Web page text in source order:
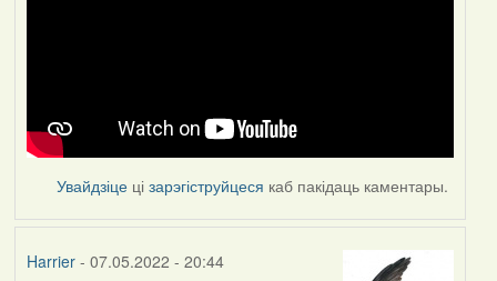
Увайдзіце цізарэгіструйцеся каб пакідаць каментары.
Harrier- 07.05.2022 - 20:44